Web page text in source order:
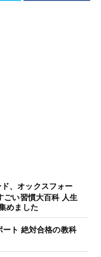
、オックスフォー
ごい習慣大百科 人生
めました
ト 絶対合格の教科